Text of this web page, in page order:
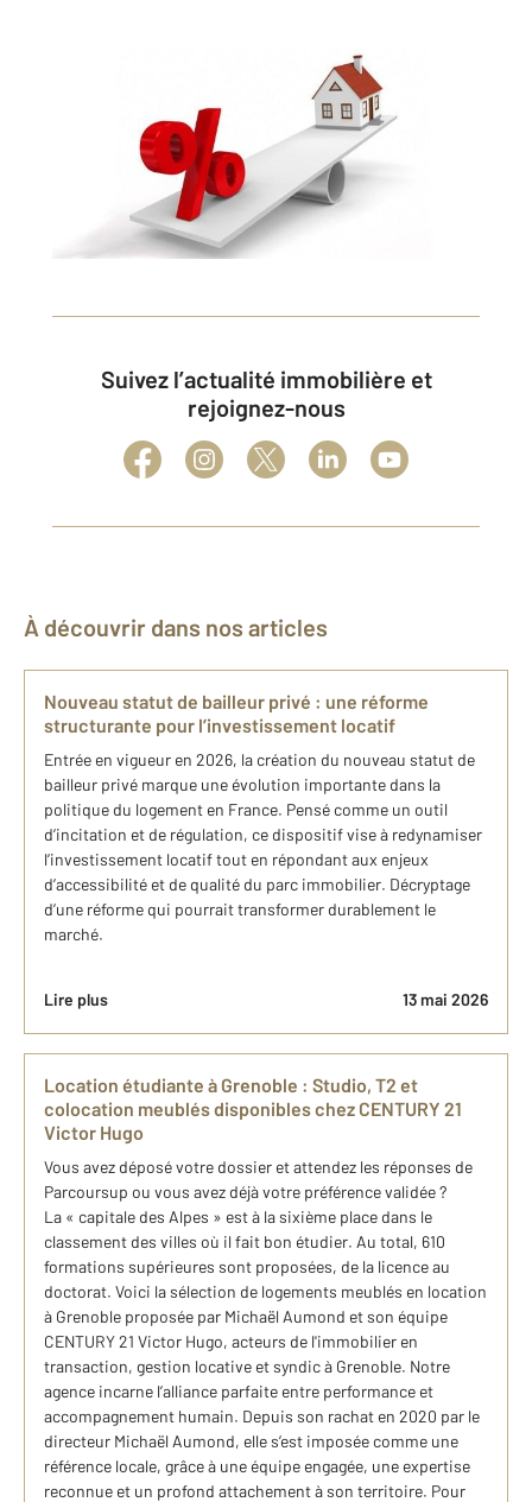
Suivez l’actualité immobilière et
rejoignez-nous
À découvrir dans nos articles
Nouveau statut de bailleur privé : une réforme
structurante pour l’investissement locatif
Entrée en vigueur en 2026, la création du nouveau statut de
bailleur privé marque une évolution importante dans la
politique du logement en France. Pensé comme un outil
d’incitation et de régulation, ce dispositif vise à redynamiser
l’investissement locatif tout en répondant aux enjeux
d’accessibilité et de qualité du parc immobilier. Décryptage
d’une réforme qui pourrait transformer durablement le
marché.
Lire plus 13 mai 2026
Location étudiante à Grenoble : Studio, T2 et
colocation meublés disponibles chez CENTURY 21
Victor Hugo
Vous avez déposé votre dossier et attendez les réponses de
Parcoursup ou vous avez déjà votre préférence validée ?
La « capitale des Alpes » est à la sixième place dans le
classement des villes où il fait bon étudier. Au total, 610
formations supérieures sont proposées, de la licence au
doctorat. Voici la sélection de logements meublés en location
à Grenoble proposée par Michaël Aumond et son équipe
CENTURY 21 Victor Hugo, acteurs de l'immobilier en
transaction, gestion locative et syndic à Grenoble. Notre
agence incarne l’alliance parfaite entre performance et
accompagnement humain. Depuis son rachat en 2020 par le
directeur Michaël Aumond, elle s’est imposée comme une
référence locale, grâce à une équipe engagée, une expertise
reconnue et un profond attachement à son territoire. Pour